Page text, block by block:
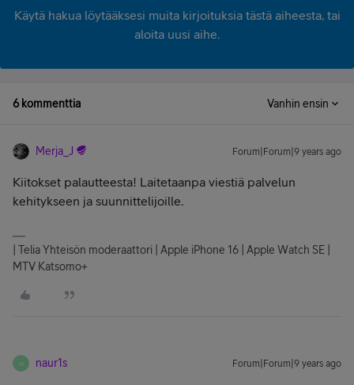
Käytä hakua löytääksesi muita kirjoituksia tästä aiheesta, tai
aloita uusi aihe.
6 kommenttia Vanhin ensin
Merja_J Forum|Forum|9 years ago
Kiitokset palautteesta! Laitetaanpa viestiä palvelun
kehitykseen ja suunnittelijoille.
| Telia Yhteisön moderaattori | Apple iPhone 16 | Apple Watch SE |
MTV Katsomo+
N naur1s Forum|Forum|9 years ago